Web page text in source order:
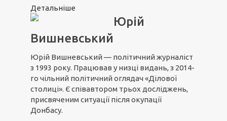
Детальніше
Юрій
Вишневський
Юрій Вишневський — політичний журналіст
з 1993 року. Працював у низці видань, з 2014-
го чільний політичний оглядач «Ділової
столиці». Є співавтором трьох досліджень,
присвяченим ситуації після окупації
Донбасу.